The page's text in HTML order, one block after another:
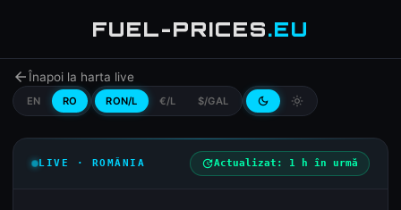
FUEL-PRICES.EU
arrow_backÎnapoi la harta live
EN RO RON/L €/L $/GAL dark_mode light_mode
LIVE · ROMÂNIA updateActualizat: 1 h în urmă